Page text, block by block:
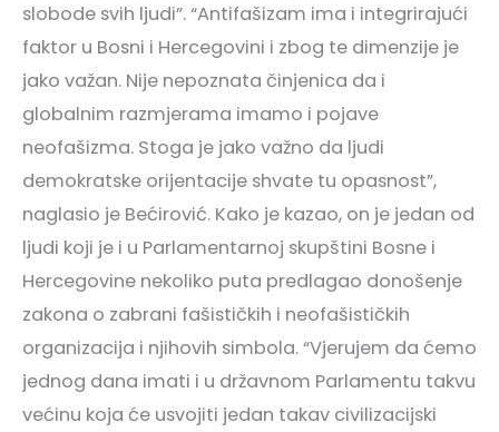
slobode svih ljudi”. “Antifašizam ima i integrirajući
faktor u Bosni i Hercegovini i zbog te dimenzije je
jako važan. Nije nepoznata činjenica da i
globalnim razmjerama imamo i pojave
neofašizma. Stoga je jako važno da ljudi
demokratske orijentacije shvate tu opasnost”,
naglasio je Bećirović. Kako je kazao, on je jedan od
ljudi koji je i u Parlamentarnoj skupštini Bosne i
Hercegovine nekoliko puta predlagao donošenje
zakona o zabrani fašističkih i neofašističkih
organizacija i njihovih simbola. “Vjerujem da ćemo
jednog dana imati i u državnom Parlamentu takvu
većinu koja će usvojiti jedan takav civilizacijski